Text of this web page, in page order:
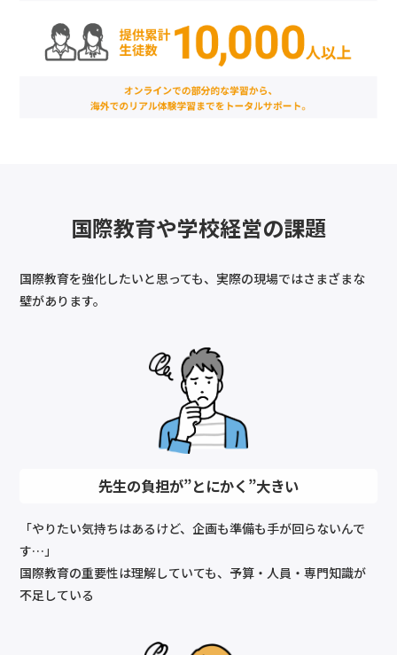
国際教育や学校経営の課題
国際教育を強化したいと思っても、実際の現場ではさまざまな
壁があります。
先生の負担が”とにかく”大きい
「やりたい気持ちはあるけど、企画も準備も手が回らないんで
す…」
国際教育の重要性は理解していても、予算・人員・専門知識が
不足している